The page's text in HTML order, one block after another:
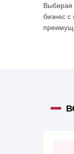
Выбирая
бизнес с